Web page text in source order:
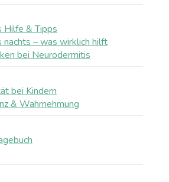
Hilfe & Tipps
nachts – was wirklich hilft
bei Neurodermitis
bei Kindern
& Wahrnehmung